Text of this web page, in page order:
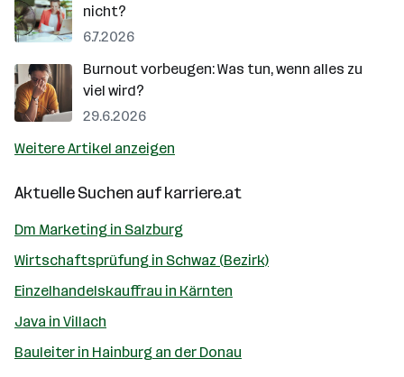
nicht?
6.7.2026
Burnout vorbeugen: Was tun, wenn alles zu
viel wird?
29.6.2026
Weitere Artikel anzeigen
Aktuelle Suchen aufkarriere.at
Dm Marketing in Salzburg
Wirtschaftsprüfung in Schwaz (Bezirk)
Einzelhandelskauffrau in Kärnten
Java in Villach
Bauleiter in Hainburg an der Donau